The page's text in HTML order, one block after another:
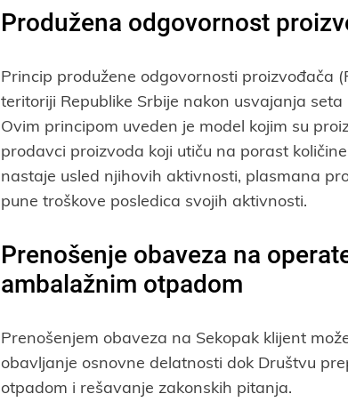
Produžena odgovornost
Princip produžene odgovornosti proizvođača
teritoriji Republike Srbije nakon usvajanja seta
Ovim principom uveden je model kojim su
prodavci proizvoda koji utiču na porast
nastaje usled njihovih aktivnosti, plasmana
pune troškove posledica svojih aktivnosti.
Prenošenje obaveza na
ambalažnim otpadom
Prenošenjem obaveza na Sekopak klijent
obavljanje osnovne delatnosti dok Društvu
otpadom i rešavanje zakonskih pitanja.